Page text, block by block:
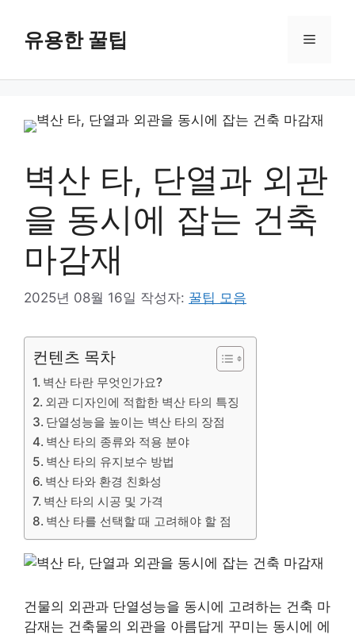
유용한 꿀팁 메
벽산 타, 단열과 외관
을 동시에 잡는 건축
마감재
2025년 08월 16일 작성자: 꿀팁 모음
컨텐츠 목차
벽산 타란 무엇인가요?
외관 디자인에 적합한 벽산 타의 특징
단열성능을 높이는 벽산 타의 장점
벽산 타의 종류와 적용 분야
벽산 타의 유지보수 방법
벽산 타와 환경 친화성
벽산 타의 시공 및 가격
벽산 타를 선택할 때 고려해야 할 점
건물의 외관과 단열성능을 동시에 고려하는 건축 마
감재는 건축물의 외관을 아름답게 꾸미는 동시에 에